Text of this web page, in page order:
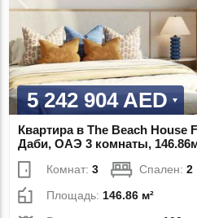
5 242 904 AED
Квартира в The Beach House
Даби, ОАЭ 3 комнаты,
Комнат:3 Спален:2
Площадь:146.86 м²